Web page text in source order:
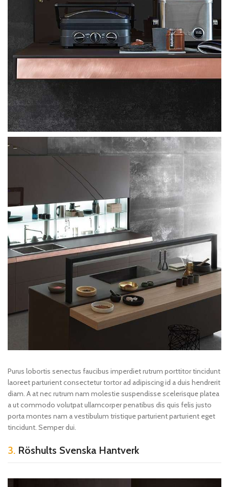
Purus lobortis senectus faucibus imperdiet rutrum porttitor tincidunt
laoreet parturient consectetur tortor ad adipiscing id a duis hendrerit
diam. A at nec rutrum nam molestie suspendisse scelerisque platea
a ut commodo volutpat ullamcorper penatibus dis quis felis justo
porta montes nam a vestibulum tristique parturient parturient eget
tincidunt. Semper dui.
3. Röshults Svenska Hantverk